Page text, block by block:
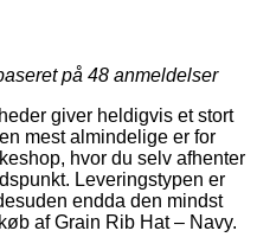
på 48 anmeldelser
giver heldigvis et stort
mest almindelige er for
hvor du selv afhenter
Leveringstypen er
endda den mindst
af Grain Rib Hat – Navy.